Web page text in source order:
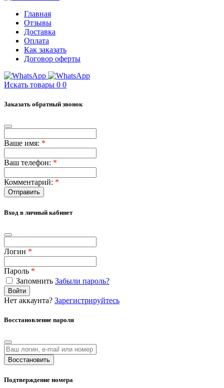
Главная
Отзывы
Доставка
Оплата
Как заказать
Договор оферты
Искать товары 0 0
Заказать обратный звонок
Ваше имя: *
Ваш телефон: *
Комментарий: *
Отправить
Вход в личный кабинет
Логин *
Пароль *
Запомнить Забыли пароль?
Войти
Нет аккаунта? Зарегистрируйтесь
Восстановление пароля
Восстановить
Подтверждение номера